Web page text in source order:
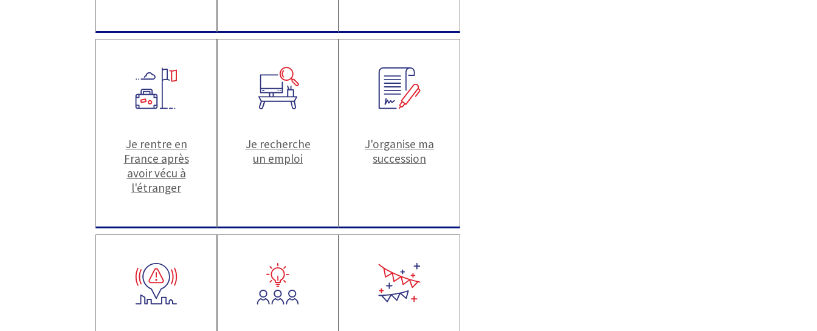
Je rentre en
France après
avoir vécu à
l'étranger
Je recherche
un emploi
J'organise ma
succession